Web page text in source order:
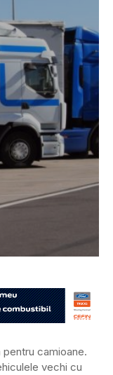
pentru camioane.
vechi cu